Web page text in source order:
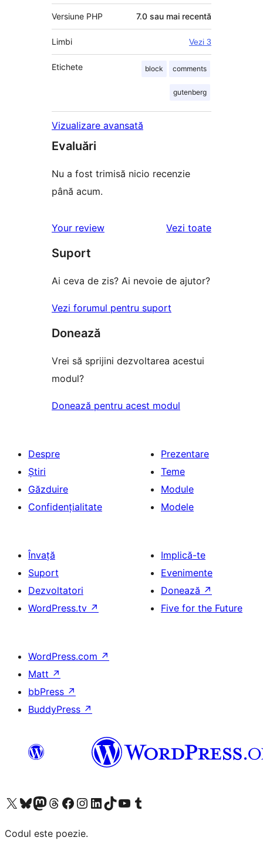
Versiune PHP 7.0 sau mai recentă
Limbi Vezi 3
Etichete block comments
gutenberg
Vizualizare avansată
Evaluări
Nu a fost trimisă nicio recenzie
până acum.
Your review Vezi toaterecenziile
Suport
Ai ceva de zis? Ai nevoie de ajutor?
Vezi forumul pentru suport
Donează
Vrei să sprijini dezvoltarea acestui
modul?
Donează pentru acest modul
Despre
Știri
Găzduire
Confidențialitate
Prezentare
Teme
Module
Modele
Învață
Suport
Dezvoltatori
WordPress.tv ↗
Implică-te
Evenimente
Donează ↗
Five for the Future
WordPress.com ↗
Matt ↗
bbPress ↗
BuddyPress ↗
Mergi la contul nostru X (fost Twitter)
Vizitează contul nostru Bluesky
Vizitează contul nostru Mastodon
Vizitează contul nostru Threads
Vizitează pagina noastră Facebook
Vizitează-ne pe Instagram
Vizitează-ne pe LinkedIn
Vizitează contul nostru TikTok
Vizitează canalul nostru YouTube
Vizitează contul nostru Tumblr
Codul este poezie.